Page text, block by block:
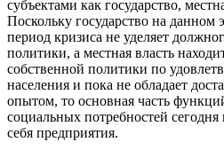
субъектами как государство,
Поскольку государство на данном
период кризиса не уделяет
политики, а местная власть
собственной политики по
населения и пока не обладает
опытом, то основная часть
социальных потребностей
себя предприятия.